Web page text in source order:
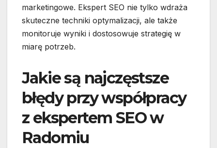
marketingowe. Ekspert SEO nie tylko wdraża
skuteczne techniki optymalizacji, ale także
monitoruje wyniki i dostosowuje strategię w
miarę potrzeb.
Jakie są najczęstsze
błędy przy współpracy
z ekspertem SEO w
Radomiu